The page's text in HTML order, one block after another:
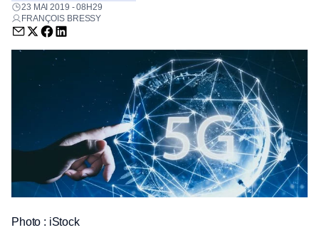
23 MAI 2019 - 08H29
FRANÇOIS BRESSY
Envoyer par email (nouvelle fenêtre)
Partager sur Twitter (nouvelle fenêtre)
Partager sur Facebook (nouvelle fenêtre)
Partager sur LinkedIn (nouvelle fenêtre)
Photo : iStock